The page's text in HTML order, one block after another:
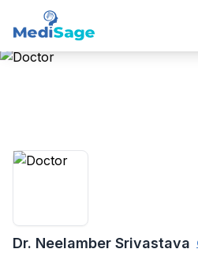
Dr. Neelamber Srivastava